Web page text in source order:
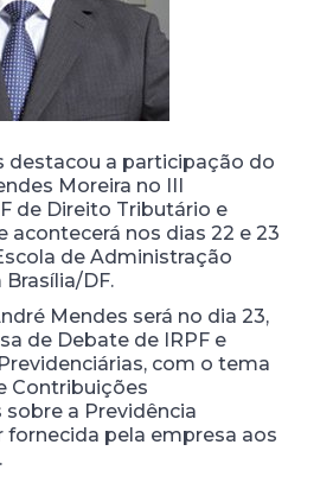
destacou a participação do
Moreira no III
de Direito Tributário e
acontecerá nos dias 22 e 23
de Administração
Brasília/DF.
Mendes será no dia 23,
de Debate de IRPF e
com o tema
Contribuições
sobre a Previdência
pela empresa aos